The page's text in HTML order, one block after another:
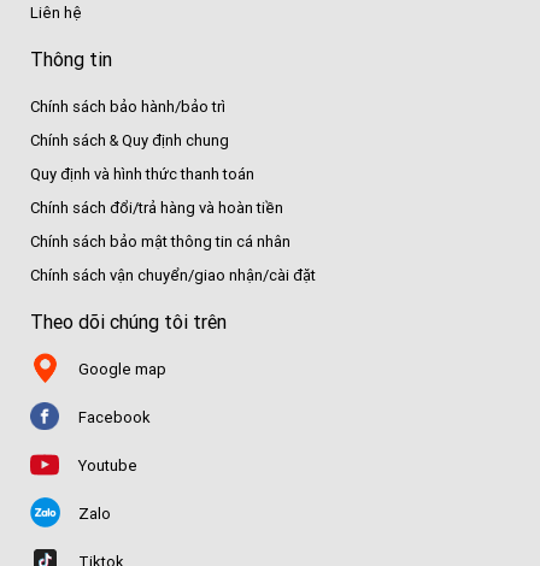
Liên hệ
Thông tin
Chính sách bảo hành/bảo trì
Chính sách & Quy định chung
Quy định và hình thức thanh toán
Chính sách đổi/trả hàng và hoàn tiền
Chính sách bảo mật thông tin cá nhân
Chính sách vận chuyển/giao nhận/cài đặt
Theo dõi chúng tôi trên
Google map
Facebook
Youtube
Zalo
Tiktok